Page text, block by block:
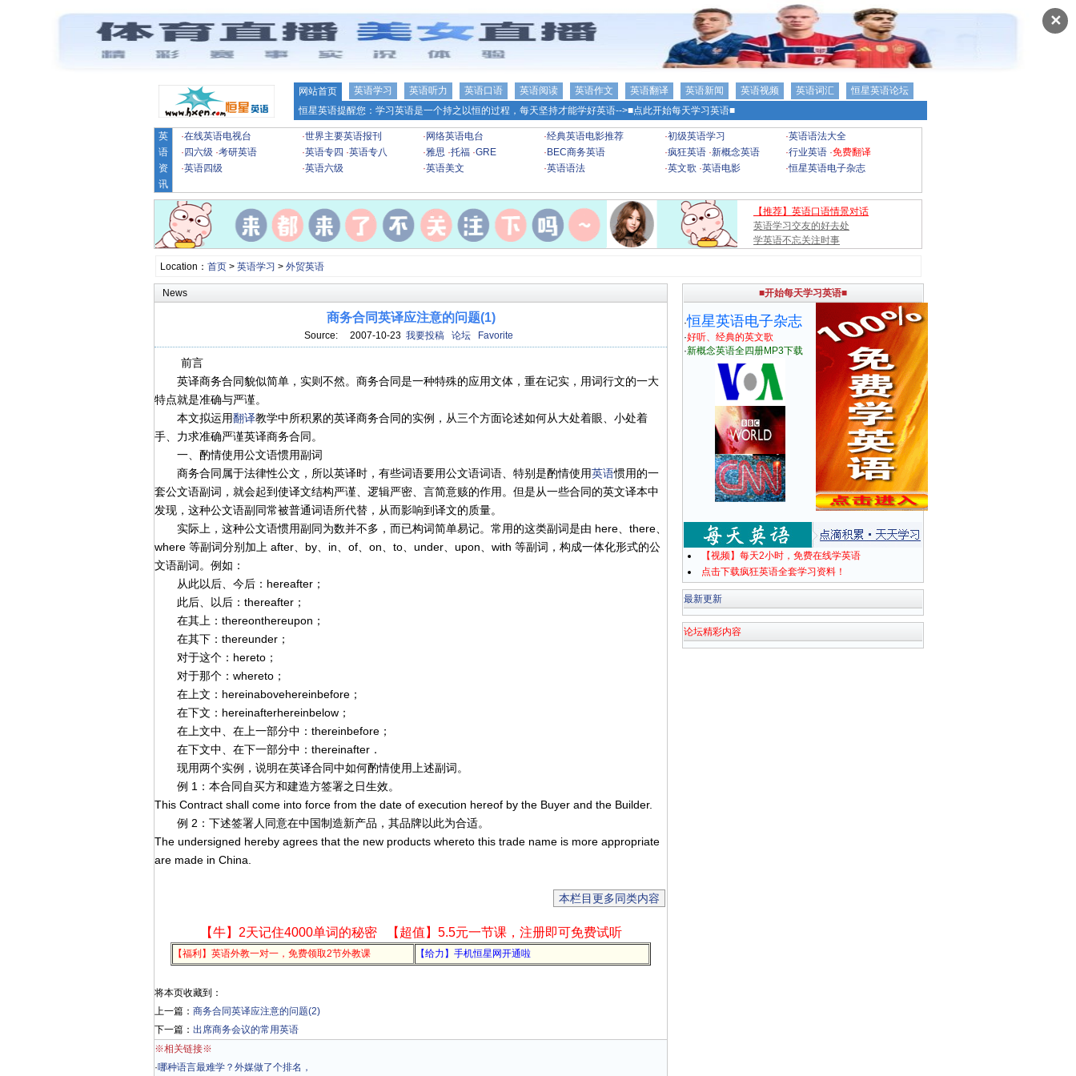
✕
网站首页 英语学习 英语听力 英语口语 英语阅读 英语作文 英语翻译 英语新闻 英语视频 英语词汇
恒星英语论坛
恒星英语提醒您：学习英语是一个持之以恒的过程，每天坚持才能学好英语-->■点此开始每天学习英语■
英
语
资
讯
·在线英语电视台 ·世界主要英语报刊 · 网络英语电台 ·经典英语电影推荐 ·初级英语学习 ·英语语法大全
· 四六级 ·考研英语 ·英语专四 ·英语专八 ·雅思 ·托福 ·GRE · BEC商务英语 ·疯狂英语 ·新概念英语 ·行业英语 ·免费翻译
·英语四级 ·英语六级 ·英语美文 ·英语语法 ·英文歌 ·英语电影 ·恒星英语电子杂志
【推荐】英语口语情景对话
英语学习交友的好去处
学英语不忘关注时事
Location： 首页> 英语学习 > 外贸英语
News
商务合同英译应注意的问题(1)
Source: 2007-10-23 我要投稿 论坛 Favorite
前言
英译商务合同貌似简单，实则不然。商务合同是一种特殊的应用文体，重在记实，用词行文的一大
特点就是准确与严谨。
本文拟运用翻译教学中所积累的英译商务合同的实例，从三个方面论述如何从大处着眼、小处着
手、力求准确严谨英译商务合同。
一、酌情使用公文语惯用副词
商务合同属于法律性公文，所以英译时，有些词语要用公文语词语、特别是酌情使用英语惯用的一
套公文语副词，就会起到使译文结构严谨、逻辑严密、言简意赅的作用。但是从一些合同的英文译本中
发现，这种公文语副同常被普通词语所代替，从而影响到译文的质量。
实际上，这种公文语惯用副同为数并不多，而已构词简单易记。常用的这类副词是由 here、there、
where 等副词分别加上 after、by、in、of、on、to、under、upon、with 等副词，构成一体化形式的公
文语副词。例如：
从此以后、今后：hereafter；
此后、以后：thereafter；
在其上：thereonthereupon；
在其下：thereunder；
对于这个：hereto；
对于那个：whereto；
在上文：hereinabovehereinbefore；
在下文：hereinafterhereinbelow；
在上文中、在上一部分中：thereinbefore；
在下文中、在下一部分中：thereinafter．
现用两个实例，说明在英译合同中如何酌情使用上述副词。
例 1：本合同自买方和建造方签署之日生效。
This Contract shall come into force from the date of execution hereof by the Buyer and the Builder.
例 2：下述签署人同意在中国制造新产品，其品牌以此为合适。
The undersigned hereby agrees that the new products whereto this trade name is more appropriate
are made in China.
本栏目更多同类内容
【牛】2天记住4000单词的秘密 【超值】5.5元一节课，注册即可免费试听
【福利】英语外教一对一，免费领取2节外教课 【给力】手机恒星网开通啦
将本页收藏到：
上一篇： 商务合同英译应注意的问题(2)
下一篇： 出席商务会议的常用英语
※相关链接※
·哪种语言最难学？外媒做了个排名，
■开始每天学习英语■
·恒星英语电子杂志
·好听、经典的英文歌
·新概念英语全四册MP3下载
【视频】每天2小时，免费在线学英语
点击下载疯狂英语全套学习资料！
最新更新
论坛精彩内容